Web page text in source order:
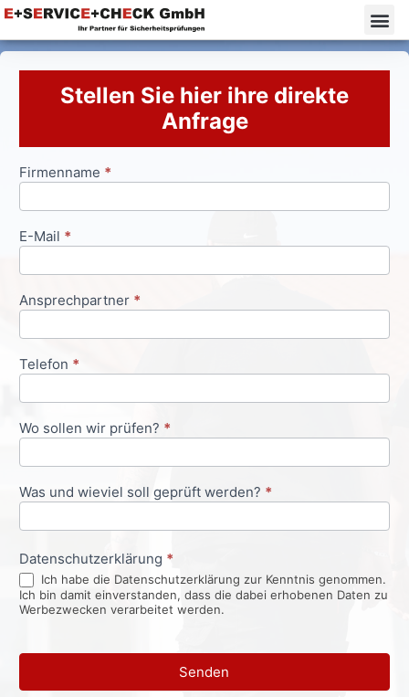
Stellen Sie hier ihre direkte
Anfrage
Anfrageformular
Firmenname *
E-Mail *
Ansprechpartner *
Telefon *
Wo sollen wir prüfen? *
Was und wieviel soll geprüft werden? *
Datenschutzerklärung *
Ich habe die Datenschutzerklärung zur Kenntnis genommen.
Ich bin damit einverstanden, dass die dabei erhobenen Daten zu
Werbezwecken verarbeitet werden.
Senden